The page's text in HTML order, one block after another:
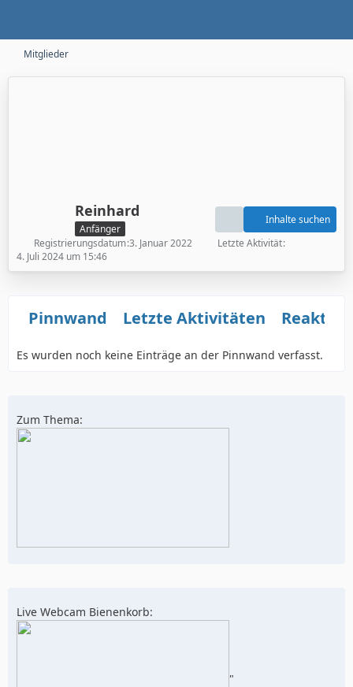
Mitglieder
Reinhard
Anfänger
Inhalte suchen
Registrierungsdatum 3. Januar 2022
Letzte Aktivität
4. Juli 2024 um 15:46
Pinnwand Letzte Aktivitäten
Es wurden noch keine Einträge an der Pinnwand verfasst.
Zum Thema:
Live Webcam Bienenkorb:
"